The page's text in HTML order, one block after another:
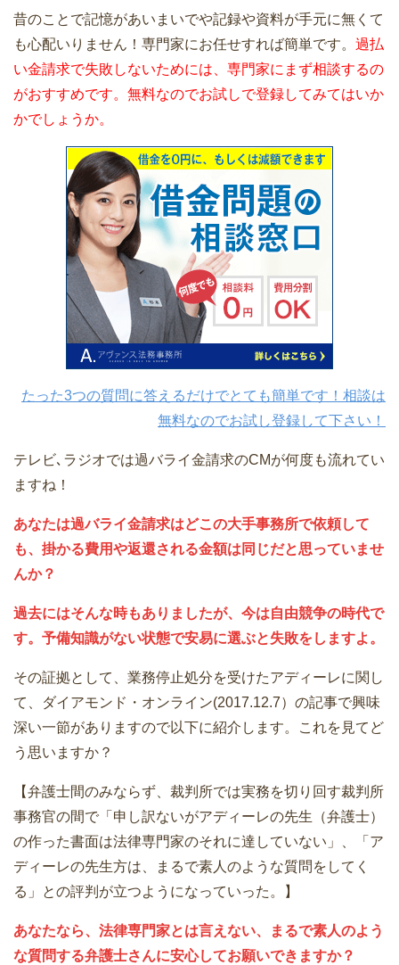
昔のことで記憶があいまいでや記録や資料が手元に無くて
も心配いりません！専門家にお任せすれば簡単です。 過払
い金請求で失敗しないためには、専門家にまず相談するの
がおすすめです。無料なのでお試しで登録してみてはいか
かでしょうか。
たった3つの質問に答えるだけでとても簡単です！相談は
無料なのでお試し登録して下さい！
テレビ､ラジオでは過バライ金請求のCMが何度も流れてい
ますね！
あなたは過バライ金請求はどこの大手事務所で依頼して
も、掛かる費用や返還される金額は同じだと思っていませ
んか？
過去にはそんな時もありましたが、今は自由競争の時代で
す。予備知識がない状態で安易に選ぶと失敗をしますよ。
その証拠として、業務停止処分を受けたアディーレに関し
て、ダイアモンド・オンライン(2017.12.7）の記事で興味
深い一節がありますので以下に紹介します。これを見てど
う思いますか？
【弁護士間のみならず、裁判所では実務を切り回す裁判所
事務官の間で「申し訳ないがアディーレの先生（弁護士）
の作った書面は法律専門家のそれに達していない」、「ア
ディーレの先生方は、まるで素人のような質問をしてく
る」との評判が立つようになっていった。】
あなたなら、法律専門家とは言えない、まるで素人のよう
な質問する弁護士さんに安心してお願いできますか？